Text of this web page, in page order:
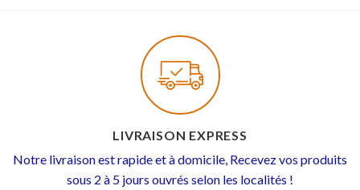
LIVRAISON EXPRESS
Notre livraison est rapide et à domicile, Recevez vos produits
sous 2 à 5 jours ouvrés selon les localités !